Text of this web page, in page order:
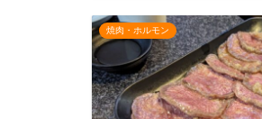
焼肉・ホルモン